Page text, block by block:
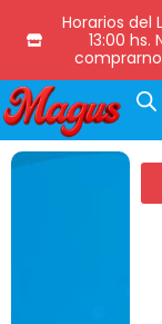
Horarios del
13:00